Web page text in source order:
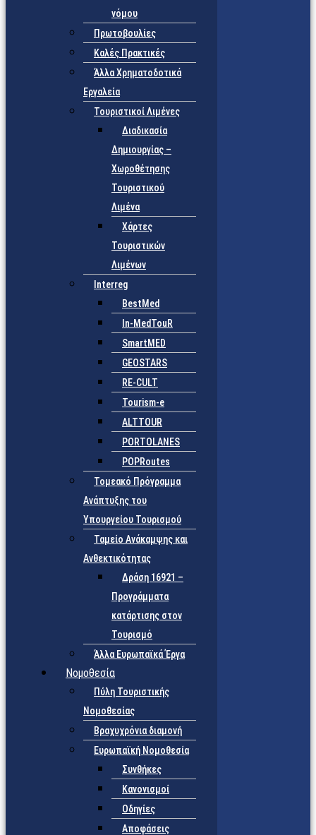
νόμου
Πρωτοβουλίες
Καλές Πρακτικές
Άλλα Χρηματοδοτικά
Εργαλεία
Τουριστικοί Λιμένες
Διαδικασία
Δημιουργίας –
Χωροθέτησης
Τουριστικού
Λιμένα
Χάρτες
Τουριστικών
Λιμένων
Interreg
BestMed
In-MedTouR
SmartMED
GEOSTARS
RE-CULT
Tourism-e
ALTTOUR
PORTOLANES
POPRoutes
Τομεακό Πρόγραμμα
Ανάπτυξης του
Υπουργείου Τουρισμού
Ταμείο Ανάκαμψης και
Ανθεκτικότητας
Δράση 16921 –
Προγράμματα
κατάρτισης στον
Τουρισμό
Άλλα Ευρωπαϊκά Έργα
Νομοθεσία
Πύλη Τουριστικής
Νομοθεσίας
Βραχυχρόνια διαμονή
Ευρωπαϊκή Νομοθεσία
Συνθήκες
Κανονισμοί
Οδηγίες
Αποφάσεις